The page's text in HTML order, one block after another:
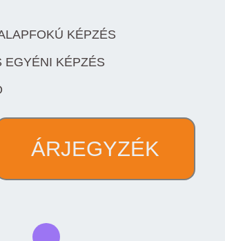
KÉPZÉS
EGYÉNI KÉPZÉS
ÁRJEGYZÉK